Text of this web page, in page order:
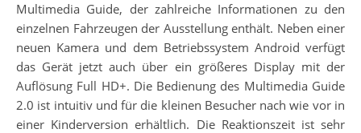
Multimedia Guide, der zahlreiche Informationen zu den
einzelnen Fahrzeugen der Ausstellung enthält. Neben einer
neuen Kamera und dem Betriebssystem Android verfügt
das Gerät jetzt auch über ein größeres Display mit der
Auflösung Full HD+. Die Bedienung des Multimedia Guide
2.0 ist intuitiv und für die kleinen Besucher nach wie vor in
einer Kinderversion erhältlich. Die Reaktionszeit ist sehr